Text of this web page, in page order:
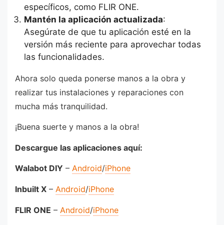
específicos, como FLIR ONE.
Mantén la aplicación actualizada:
Asegúrate de que tu aplicación esté en la
versión más reciente para aprovechar todas
las funcionalidades.
Ahora solo queda ponerse manos a la obra y
realizar tus instalaciones y reparaciones con
mucha más tranquilidad.
¡Buena suerte y manos a la obra!
Descargue las aplicaciones aquí:
Walabot DIY – Android/iPhone
Inbuilt X – Android/iPhone
FLIR ONE – Android/iPhone